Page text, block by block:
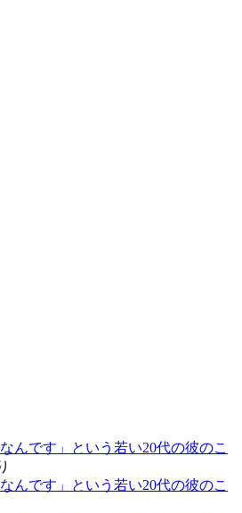
んです」という若い20代の彼のこ
んです」という若い20代の彼のこ